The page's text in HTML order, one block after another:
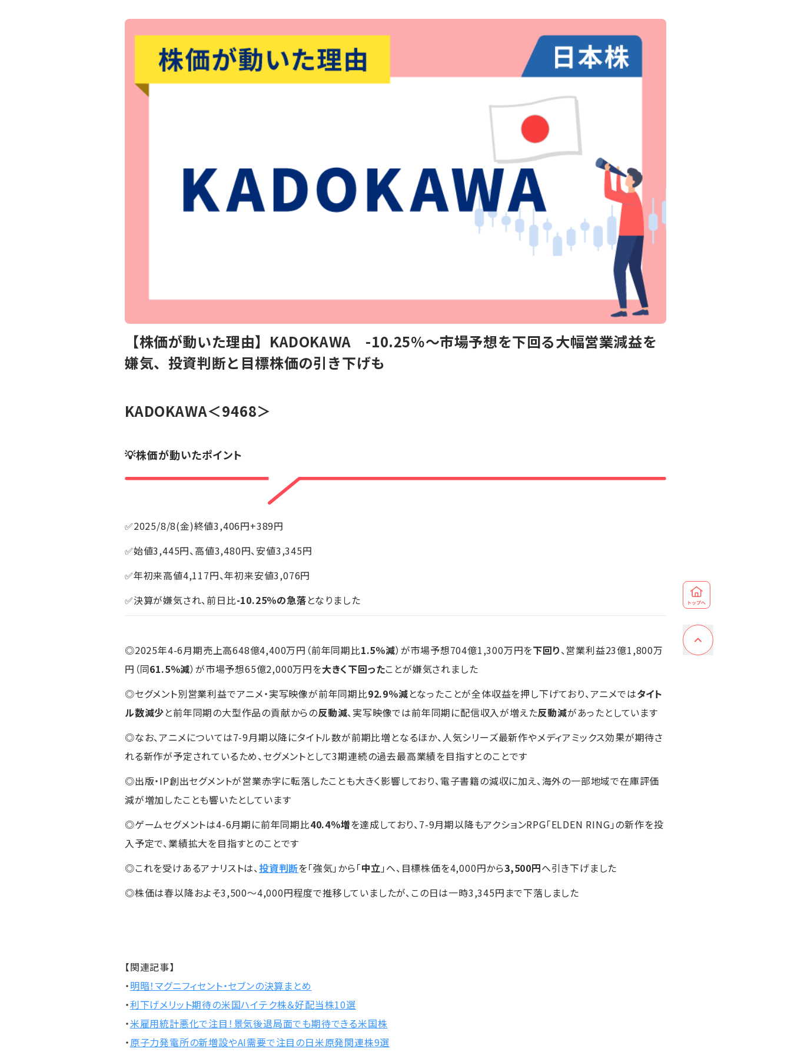
【株価が動いた理由】KADOKAWA -10.25％～市場予想を下回る大幅営業減益を
嫌気、投資判断と目標株価の引き下げも
KADOKAWA＜9468＞
💡株価が動いたポイント
✅2025/8/8(金)終値3,406円+389円
✅始値3,445円、高値3,480円、安値3,345円
✅年初来高値4,117円、年初来安値3,076円
✅決算が嫌気され、前日比-10.25％の急落となりました
◎2025年4-6月期売上高648億4,400万円（前年同期比1.5％減）が市場予想704億1,300万円を下回り、営業利益23億1,800万
円（同61.5％減）が市場予想65億2,000万円を大きく下回ったことが嫌気されました
◎セグメント別営業利益でアニメ・実写映像が前年同期比92.9％減となったことが全体収益を押し下げており、アニメではタイト
ル数減少と前年同期の大型作品の貢献からの反動減、実写映像では前年同期に配信収入が増えた反動減があったとしています
◎なお、アニメについては7-9月期以降にタイトル数が前期比増となるほか、人気シリーズ最新作やメディアミックス効果が期待さ
れる新作が予定されているため、セグメントとして3期連続の過去最高業績を目指すとのことです
◎出版・IP創出セグメントが営業赤字に転落したことも大きく影響しており、電子書籍の減収に加え、海外の一部地域で在庫評価
減が増加したことも響いたとしています
◎ゲームセグメントは4-6月期に前年同期比40.4％増を達成しており、7-9月期以降もアクションRPG「ELDEN RING」の新作を投
入予定で、業績拡大を目指すとのことです
◎これを受けあるアナリストは、投資判断を「強気」から「中立 」へ、目標株価を4,000円から3,500円へ引き下げました
◎株価は春以降およそ3,500～4,000円程度で推移していましたが、この日は一時3,345円まで下落しました
【関連記事】
・明暗！マグニフィセント・セブンの決算まとめ
・利下げメリット期待の米国ハイテク株＆好配当株10選
・米雇用統計悪化で注目！景気後退局面でも期待できる米国株
・原子力発電所の新増設やAI需要で注目の日米原発関連株9選